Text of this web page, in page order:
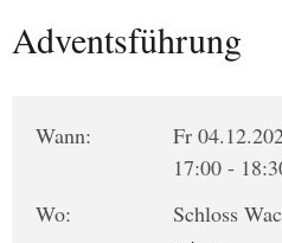
Adventsführung
Wann:
Fr
17:00 -
Wo:
Schloss